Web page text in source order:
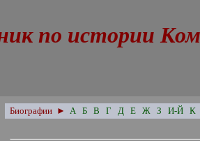
по истории
Биографии ► А Б В Г Д Е Ж З И-Й К